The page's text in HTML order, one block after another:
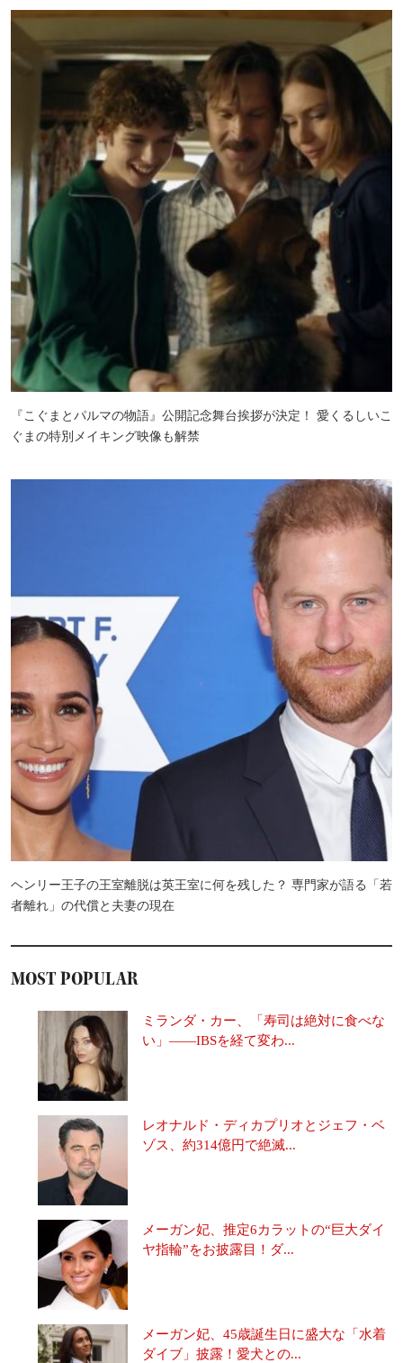
『こぐまとパルマの物語』公開記念舞台挨拶が決定！ 愛くるしいこ
ぐまの特別メイキング映像も解禁
ヘンリー王子の王室離脱は英王室に何を残した？ 専門家が語る「若
者離れ」の代償と夫妻の現在
MOST POPULAR
ミランダ・カー、「寿司は絶対に食べな
い」――IBSを経て変わ...
レオナルド・ディカプリオとジェフ・ベ
ゾス、約314億円で絶滅...
メーガン妃、推定6カラットの“巨大ダイ
ヤ指輪”をお披露目！ダ...
メーガン妃、45歳誕生日に盛大な「水着
ダイブ」披露！愛犬との...